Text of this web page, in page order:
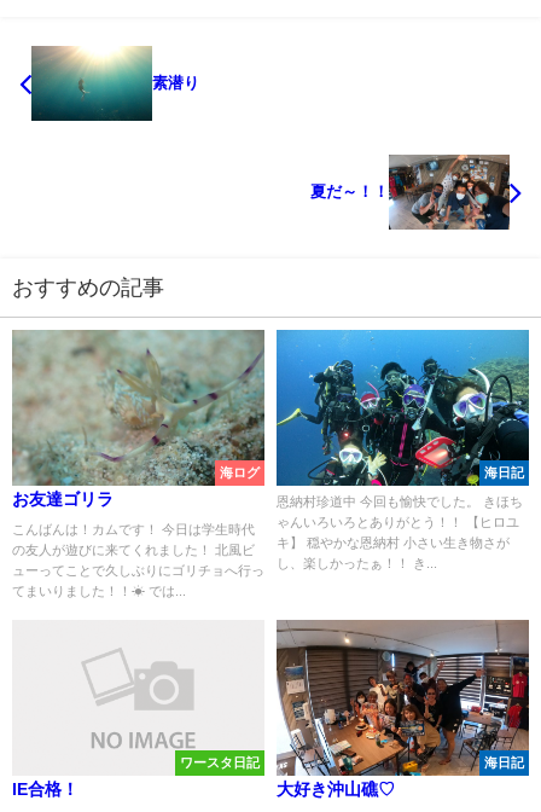
素潜り
夏だ～！！
おすすめの記事
海ログ
お友達ゴリラ
こんばんは！カムです！ 今日は学生時代
の友人が遊びに来てくれました！ 北風ビ
ューってことで久しぶりにゴリチョへ行っ
てまいりました！！☀ では...
海日記
恩納村珍道中 今回も愉快でした。 きほち
ゃんいろいろとありがとう！！ 【ヒロユ
キ】 穏やかな恩納村 小さい生き物さが
し、楽しかったぁ！！ き...
ワースタ日記
IE合格！
海日記
大好き沖山礁♡